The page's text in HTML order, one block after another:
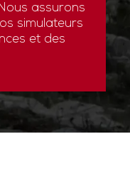
assurons
simulateurs
et des